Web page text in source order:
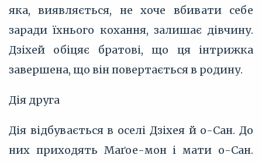
яка, виявляється, не хоче вбивати себе
заради їхнього кохання, залишає дівчину.
Дзіхей обіцяє братові, що ця інтрижка
завершена, що він повертається в родину.
Дія друга
Дія відбувається в оселі Дзіхея й о-Сан. До
них приходять Маґое-мон і мати о-Сан.